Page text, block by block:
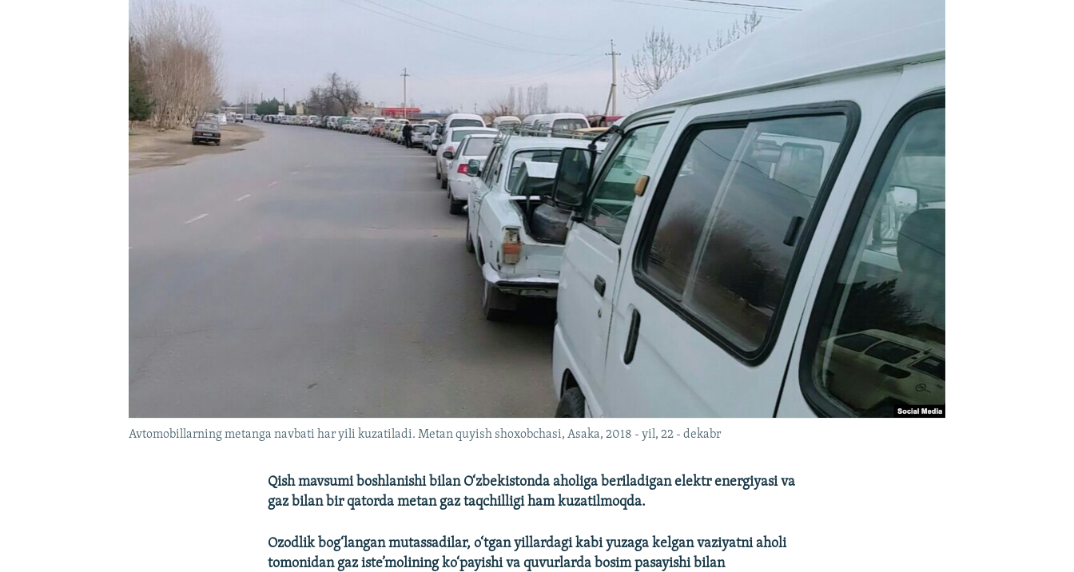
Avtomobillarning metanga navbati har yili kuzatiladi. Metan quyish shoxobchasi, Asaka, 2018 - yil, 22 - dekabr
Qish mavsumi boshlanishi bilan O‘zbekistonda aholiga beriladigan elektr energiyasi va
gaz bilan bir qatorda metan gaz taqchilligi ham kuzatilmoqda.
Ozodlik bog‘langan mutassadilar, o‘tgan yillardagi kabi yuzaga kelgan vaziyatniaholi
tomonidan gaz iste’molining ko‘payishi va quvurlarda bosim pasayishi bilan